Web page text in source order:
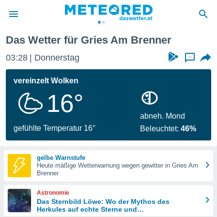
wurde
dass
sind.
diese
Das Wetter für Gries Am Brenner
03:28 Donnerstag ...
vereinzelt Wolken
16°
gefühlte Temperatur 16°
abneh. Mond
Beleuchtet:46%
gelbe Warnstufe
Heute mäßige Wetterwarnung wegen gewitter in Gries Am
Brenner
Astronomie
Das Sternbild Löwe: Wo der Mythos des
Herkules auf echte Sterne und